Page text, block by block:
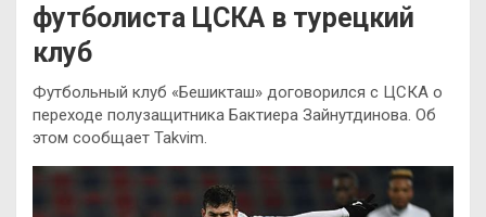
футболиста ЦСКА в турецкий
клуб
Футбольный клуб «Бешикташ» договорился с ЦСКА о
переходе полузащитника Бактиера Зайнутдинова. Об
этом сообщает Takvim.